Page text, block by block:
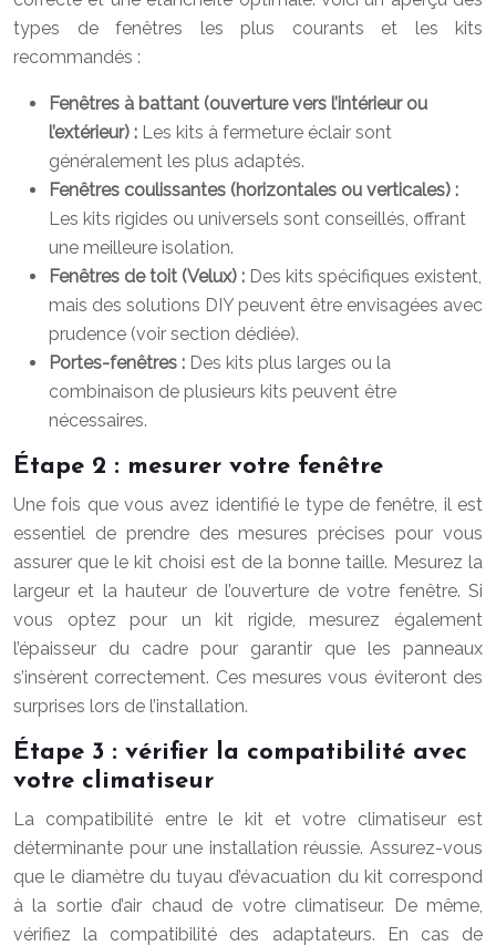
types de fenêtres les plus courants et les kits
recommandés :
Fenêtres à battant (ouverture vers l’intérieur ou
l’extérieur) : Les kits à fermeture éclair sont
généralement les plus adaptés.
Fenêtres coulissantes (horizontales ou verticales) :
Les kits rigides ou universels sont conseillés, offrant
une meilleure isolation.
Fenêtres de toit (Velux) : Des kits spécifiques existent,
mais des solutions DIY peuvent être envisagées avec
prudence (voir section dédiée).
Portes-fenêtres : Des kits plus larges ou la
combinaison de plusieurs kits peuvent être
nécessaires.
Étape 2 : mesurer votre fenêtre
Une fois que vous avez identifié le type de fenêtre, il est
essentiel de prendre des mesures précises pour vous
assurer que le kit choisi est de la bonne taille. Mesurez la
largeur et la hauteur de l’ouverture de votre fenêtre. Si
vous optez pour un kit rigide, mesurez également
l’épaisseur du cadre pour garantir que les panneaux
s’insèrent correctement. Ces mesures vous éviteront des
surprises lors de l’installation.
Étape 3 : vérifier la compatibilité avec
votre climatiseur
La compatibilité entre le kit et votre climatiseur est
déterminante pour une installation réussie. Assurez-vous
que le diamètre du tuyau d’évacuation du kit correspond
à la sortie d’air chaud de votre climatiseur. De même,
vérifiez la compatibilité des adaptateurs. En cas de